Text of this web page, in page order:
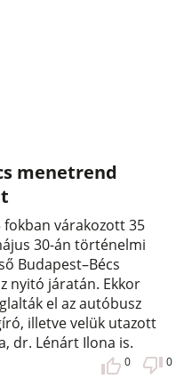
menetrend
fokban várakozott 35
30-án történelmi
Budapest–Bécs
nyitó járatán. Ekkor
el az autóbusz
illetve velük utazott
dr. Lénárt Ilona is.
0 0